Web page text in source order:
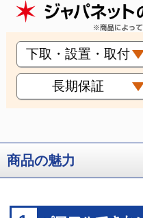
下取・設置・取付
長期保証
商品の魅力